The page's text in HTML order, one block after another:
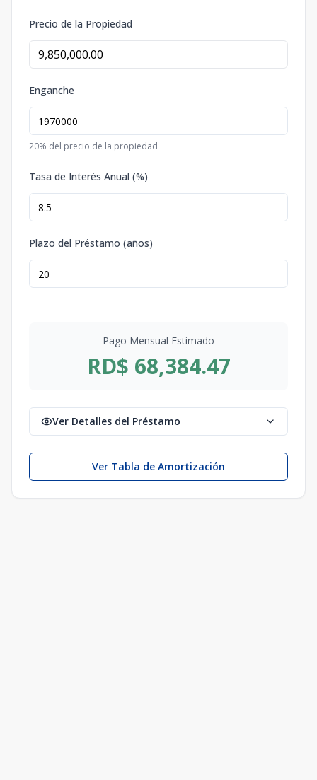
Precio de la Propiedad
Enganche
20% del precio de la propiedad
Tasa de Interés Anual (%)
Plazo del Préstamo (años)
Pago Mensual Estimado
RD$ 68,384.47
Ver Detalles del Préstamo
Ver Tabla de Amortización